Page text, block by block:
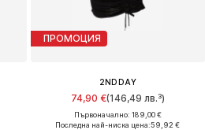
ПРОМОЦИЯ
2NDDAY
74,90 €(146,49 лв.³)
Първоначално: 189,00 €
Последна най-ниска цена:59,92 €